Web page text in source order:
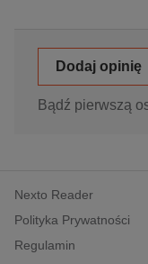
Dodaj opinię
Bądź pierwszą
Nexto Reader
Polityka Prywatności
Regulamin